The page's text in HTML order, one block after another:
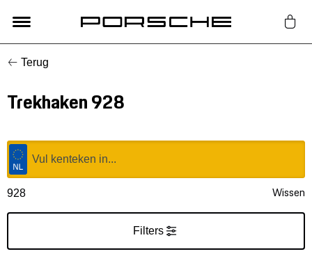
Lifestyle
Auto Accessoires
Classic
Nieuw
Terug
Trekhaken 928
928 Wissen
Filters